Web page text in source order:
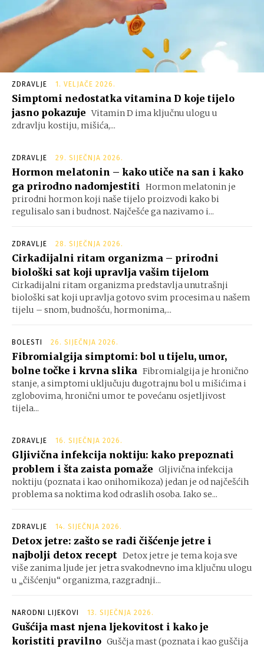
ZDRAVLJE 1. VELJAČE 2026.
Simptomi nedostatka vitamina D koje tijelo
jasno pokazuje Vitamin D ima ključnu ulogu u
zdravlju kostiju, mišića,...
ZDRAVLJE 29. SIJEČNJA 2026.
Hormon melatonin – kako utiče na san i kako
ga prirodno nadomjestiti Hormon melatonin je
prirodni hormon koji naše tijelo proizvodi kako bi
regulisalo san i budnost. Najčešće ga nazivamo i...
ZDRAVLJE 28. SIJEČNJA 2026.
Cirkadijalni ritam organizma – prirodni
biološki sat koji upravlja vašim tijelom
Cirkadijalni ritam organizma predstavlja unutrašnji
biološki sat koji upravlja gotovo svim procesima u našem
tijelu – snom, budnošću, hormonima,...
BOLESTI 26. SIJEČNJA 2026.
Fibromialgija simptomi: bol u tijelu, umor,
bolne točke i krvna slika Fibromialgija je hronično
stanje, a simptomi uključuju dugotrajnu bol u mišićima i
zglobovima, hronični umor te povećanu osjetljivost
tijela...
ZDRAVLJE 16. SIJEČNJA 2026.
Gljivična infekcija noktiju: kako prepoznati
problem i šta zaista pomaže Gljivična infekcija
noktiju (poznata i kao onihomikoza) jedan je od najčešćih
problema sa noktima kod odraslih osoba. Iako se...
ZDRAVLJE 14. SIJEČNJA 2026.
Detox jetre: zašto se radi čišćenje jetre i
najbolji detox recept Detox jetre je tema koja sve
više zanima ljude jer jetra svakodnevno ima ključnu ulogu
u „čišćenju“ organizma, razgradnji...
NARODNI LIJEKOVI 13. SIJEČNJA 2026.
Gušćija mast njena ljekovitost i kako je
koristiti pravilno Guščja mast (poznata i kao guščija